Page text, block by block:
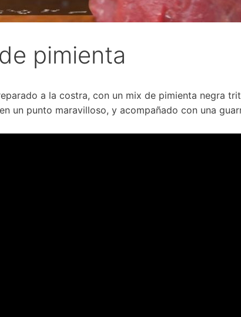
pimienta
a la costra, con un mix de pimienta negra
un punto maravilloso, y acompañado con una